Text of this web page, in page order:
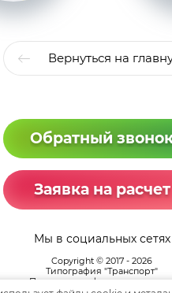
Вернуться на
Обратный
Заявка на расчет
Мы в социальных сетях
Copyright © 2017 - 2026
Типография "Транспорт"
Политика конфиденциальности